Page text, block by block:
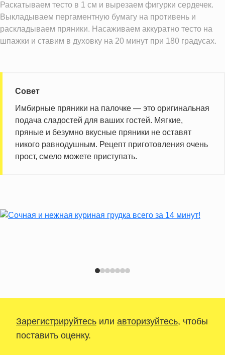
Информация для одной порции
Раскатываем тесто в 1 см и вырезаем фигурки сердечек.
Выкладываем пергаментную бумагу на противень и
раскладываем пряники. Насаживаем аккуратно тесто на
шпажки и ставим в духовку на 20 минут при 180 градусах.
Совет
Имбирные пряники на палочке — это оригинальная
подача сладостей для ваших гостей. Мягкие,
пряные и безумно вкусные пряники не оставят
никого равнодушным. Рецепт приготовления очень
прост, смело можете приступать.
Зарегистрируйтесь или авторизуйтесь, чтобы
поставить оценку.